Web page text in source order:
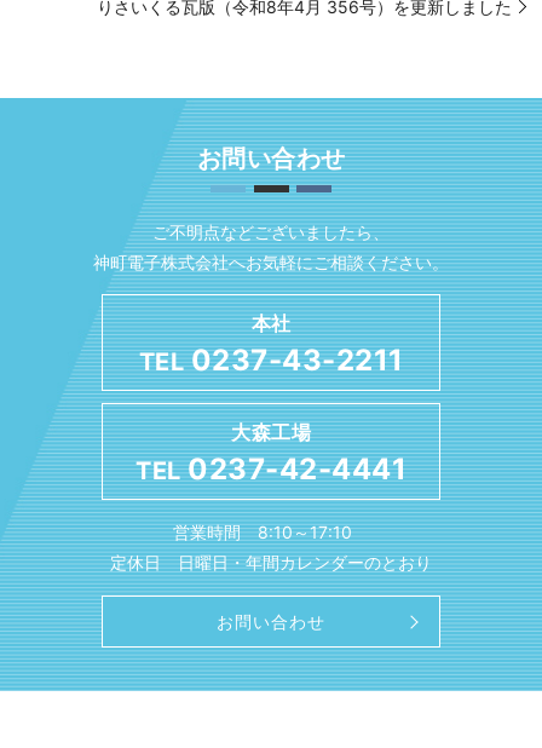
りさいくる瓦版（令和8年4月 356号）を更新しました
お問い合わせ
ご不明点などございましたら、
神町電子株式会社へお気軽にご相談ください。
本社
TEL0237-43-2211
大森工場
TEL0237-42-4441
営業時間 8:10～17:10
定休日 日曜日・年間カレンダーのとおり
お問い合わせ